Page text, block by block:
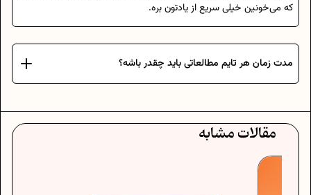
که می‌خونین خیلی سریع از یادتون بره.
مدت زمان هر تایم مطالعاتی باید چقدر باشه؟
مقالات مشابه